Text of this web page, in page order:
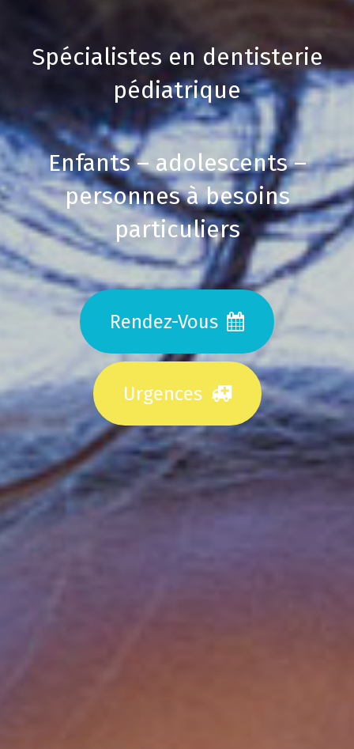
Spécialistes en dentisterie
pédiatrique
Enfants – adolescents –
personnes à besoins
particuliers
Rendez-Vous
Urgences